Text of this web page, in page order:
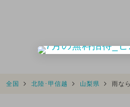
全国 北陸･甲信越 山梨県 雨な